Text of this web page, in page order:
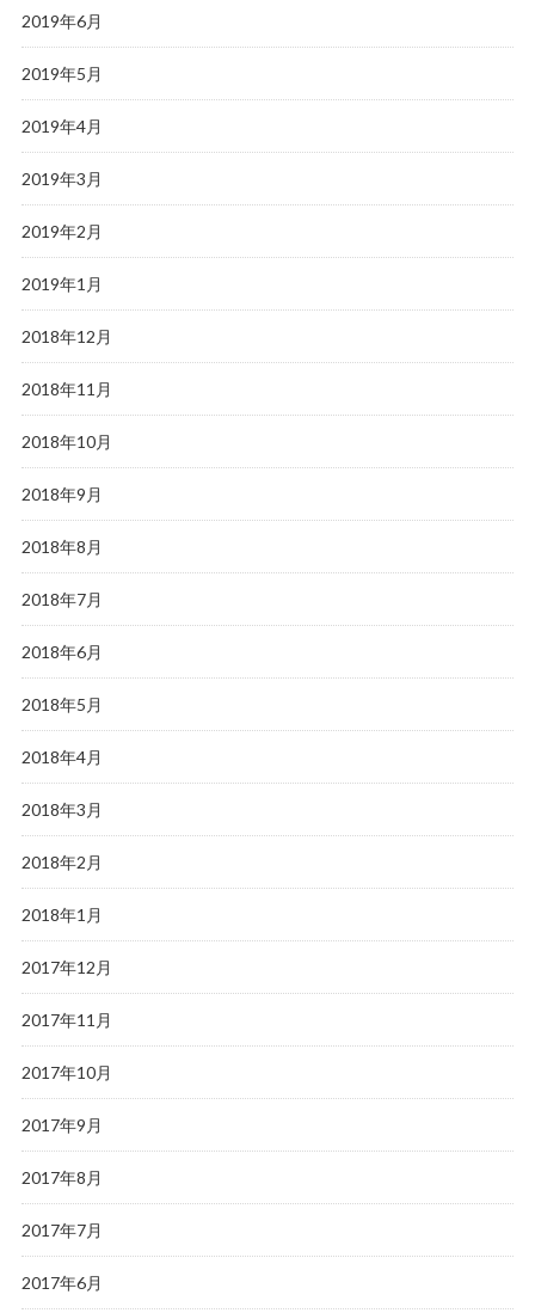
2019年6月
2019年5月
2019年4月
2019年3月
2019年2月
2019年1月
2018年12月
2018年11月
2018年10月
2018年9月
2018年8月
2018年7月
2018年6月
2018年5月
2018年4月
2018年3月
2018年2月
2018年1月
2017年12月
2017年11月
2017年10月
2017年9月
2017年8月
2017年7月
2017年6月